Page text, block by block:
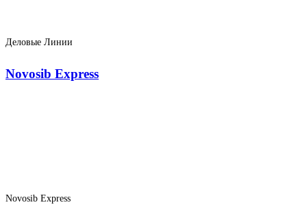
Деловые Линии
Novosib Express
Novosib Express